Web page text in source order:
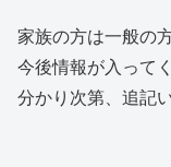
家族の方は一般の
今後情報が入って
分かり次第、追記